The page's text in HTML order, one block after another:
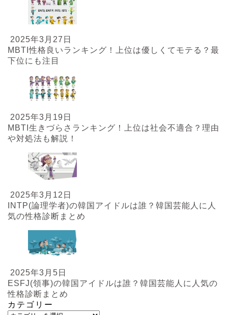
2025年3月27日
MBTI性格良いランキング！上位は優しくてモテる？最
下位にも注目
2025年3月19日
MBTI生きづらさランキング！上位は社会不適合？理由
や対処法も解説！
2025年3月12日
INTP(論理学者)の韓国アイドルは誰？韓国芸能人に人
気の性格診断まとめ
2025年3月5日
ESFJ(領事)の韓国アイドルは誰？韓国芸能人に人気の
性格診断まとめ
カテゴリー